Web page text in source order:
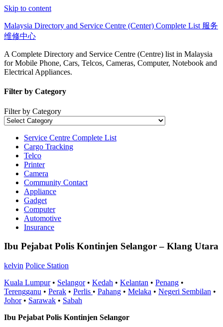
Skip to content
Malaysia Directory and Service Centre (Center) Complete List 服务
维修中心
A Complete Directory and Service Centre (Centre) list in Malaysia
for Mobile Phone, Cars, Telcos, Cameras, Computer, Notebook and
Electrical Appliances.
Filter by Category
Filter by Category
Service Centre Complete List
Cargo Tracking
Telco
Printer
Camera
Community Contact
Appliance
Gadget
Computer
Automotive
Insurance
Ibu Pejabat Polis Kontinjen Selangor – Klang Utara
kelvin Police Station
Kuala Lumpur• Selangor• Kedah • Kelantan • Penang •
Terengganu • Perak • Perlis • Pahang • Melaka • Negeri Sembilan •
Johor• Sarawak • Sabah
Ibu Pejabat Polis Kontinjen Selangor